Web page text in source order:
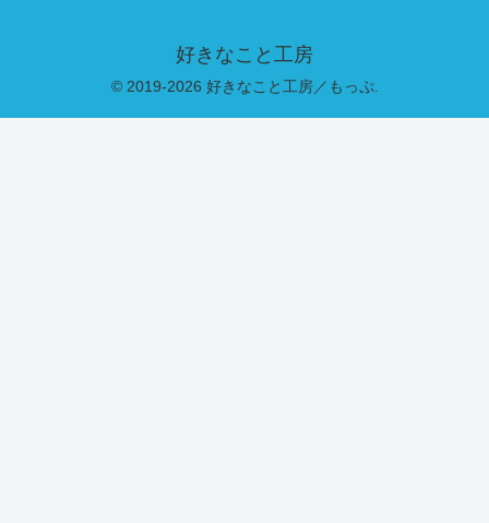
好きなこと工房
© 2019-2026 好きなこと工房／もっぷ.